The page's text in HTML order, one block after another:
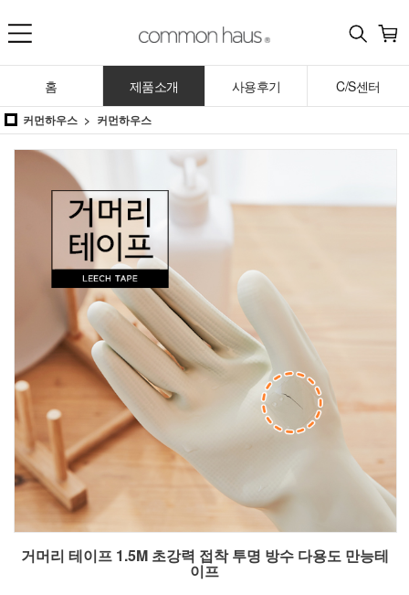
홈 제품소개 사용후기 C/S센터
커먼하우스 커먼하우스
거머리 테이프 1.5M 초강력 접착 투명 방수 다용도 만능테
이프